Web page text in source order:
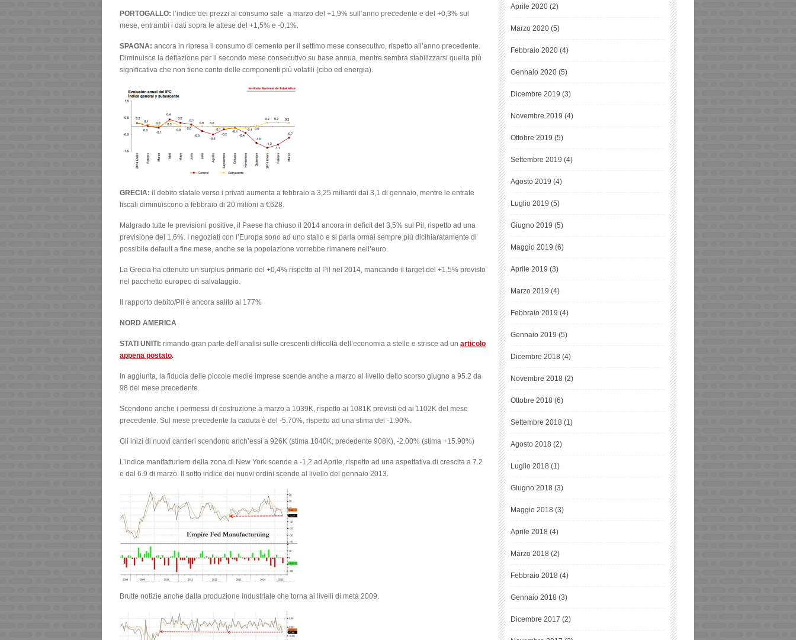
PORTOGALLO: l’indice dei prezzi al consumo sale a marzo del +1,9% sull’anno precedente e del +0,3% sul
mese, entrambi i dati sopra le attese del +1,5% e -0,1%.
SPAGNA: ancora in ripresa il consumo di cemento per il settimo mese consecutivo, rispetto all’anno precedente.
Diminuisce la deflazione per il secondo mese consecutivo su base annua, mentre sembra stabilizzarsi quella più
significativa che non tiene conto delle componenti più volatili (cibo ed energia).
GRECIA: il debito statale verso i privati aumenta a febbraio a 3,25 miliardi dai 3,1 di gennaio, mentre le entrate
fiscali diminuiscono a febbraio di 20 milioni a €628.
Malgrado tutte le previsioni positive, il Paese ha chiuso il 2014 ancora in deficit del 3,5% sul Pil, rispetto ad una
previsione del 1,6%. I negoziati con l’Europa sono ad uno stallo e si parla ormai sempre più dicihiaratamente di
possibile default a fine mese, anche se la popolazione vorrebbe rimanere nell’euro.
La Grecia ha ottenuto un surplus primario del +0,4% rispetto al Pil nel 2014, mancando il target del +1,5% previsto
nel pacchetto europeo di salvataggio.
Il rapporto debito/Pil è ancora salito al 177%
NORD AMERICA
STATI UNITI: rimando gran parte dell’analisi sulle crescenti difficoltà dell’economia a stelle e strisce ad un articolo
appena postato.
In aggiunta, la fiducia delle piccole medie imprese scende anche a marzo al livello dello scorso giugno a 95.2 da
98 del mese precedente.
Scendono anche i permessi di costruzione a marzo a 1039K, rispetto ai 1081K previsti ed ai 1102K del mese
precedente. Sul mese precedente la caduta è del -5.70%, rispetto ad una stima del -1.90%.
Gli inizi di nuovi cantieri scendono anch’essi a 926K (stima 1040K; precedente 908K), -2.00% (stima +15.90%)
L’indice manifatturiero della zona di New York scende a -1,2 ad Aprile, rispetto ad una aspettativa di crescita a 7.2
e dal 6.9 di marzo. Il sotto indice dei nuovi ordini scende al livello del gennaio 2013.
Brutte notizie anche dalla produzione industriale che torna ai livelli di metà 2009.
Aprile 2020 (2)
Marzo 2020 (5)
Febbraio 2020 (4)
Gennaio 2020 (5)
Dicembre 2019 (3)
Novembre 2019 (4)
Ottobre 2019 (5)
Settembre 2019 (4)
Agosto 2019 (4)
Luglio 2019 (5)
Giugno 2019 (5)
Maggio 2019 (6)
Aprile 2019 (3)
Marzo 2019 (4)
Febbraio 2019 (4)
Gennaio 2019 (5)
Dicembre 2018 (4)
Novembre 2018 (2)
Ottobre 2018 (6)
Settembre 2018 (1)
Agosto 2018 (2)
Luglio 2018 (1)
Giugno 2018 (3)
Maggio 2018 (3)
Aprile 2018 (4)
Marzo 2018 (2)
Febbraio 2018 (4)
Gennaio 2018 (3)
Dicembre 2017 (2)